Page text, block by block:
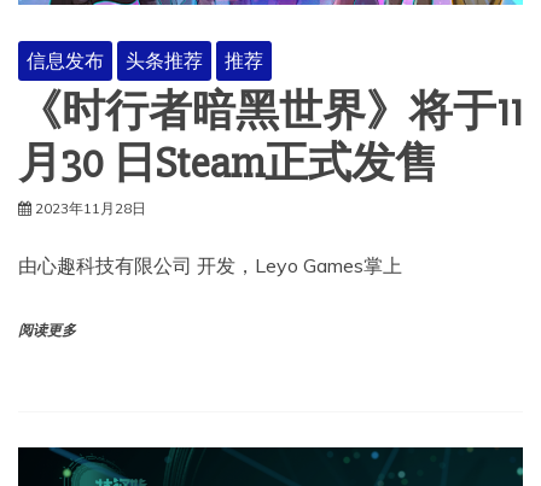
信息发布 头条推荐 推荐
《时行者暗黑世界》将于11
月30 日Steam正式发售
2023年11月28日
由心趣科技有限公司 开发，Leyo Games掌上
阅读更多